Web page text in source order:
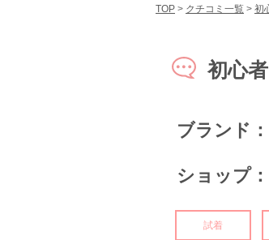
TOP クチコミ一覧 初
初心
ブランド：
ショップ：
試着